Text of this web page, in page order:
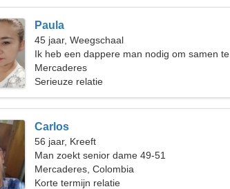
Paula
45 jaar, Weegschaal
Ik heb een dappere man nodig om samen te
skiën
Mercaderes
Serieuze relatie
Carlos
56 jaar, Kreeft
Man zoekt senior dame 49-51
Mercaderes, Colombia
Korte termijn relatie